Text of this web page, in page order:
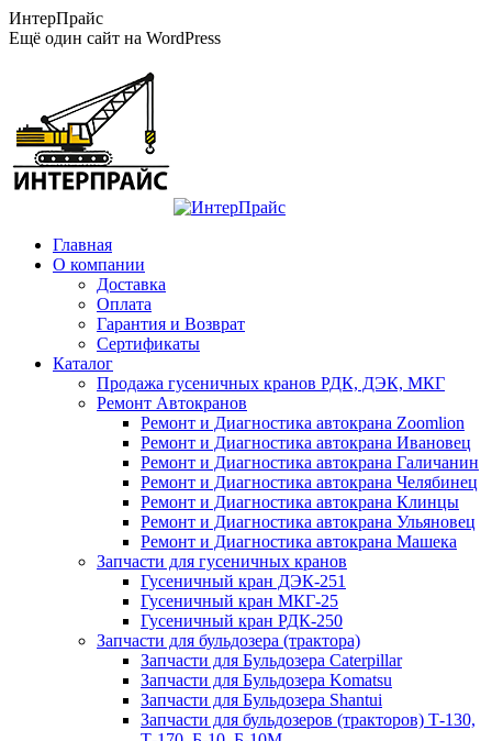
Перейти
к
ИнтерПрайс
Ещё один сайт на WordPress
Главная
О компании
Доставка
Оплата
Гарантия и Возврат
Сертификаты
Каталог
Продажа гусеничных кранов РДК, ДЭК, МКГ
Ремонт Автокранов
Ремонт и Диагностика автокрана Zoomlion
Ремонт и Диагностика автокрана Ивановец
Ремонт и Диагностика автокрана Галичанин
Ремонт и Диагностика автокрана Челябинец
Ремонт и Диагностика автокрана Клинцы
Ремонт и Диагностика автокрана Ульяновец
Ремонт и Диагностика автокрана Машека
Запчасти для гусеничных кранов
Гусеничный кран ДЭК-251
Гусеничный кран МКГ-25
Гусеничный кран РДК-250
Запчасти для бульдозера (трактора)
Запчасти для Бульдозера Caterpillar
Запчасти для Бульдозера Komatsu
Запчасти для Бульдозера Shantui
Запчасти для бульдозеров (тракторов) Т-130,